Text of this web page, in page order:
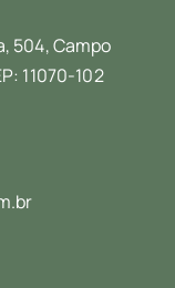
504, Campo
11070-102